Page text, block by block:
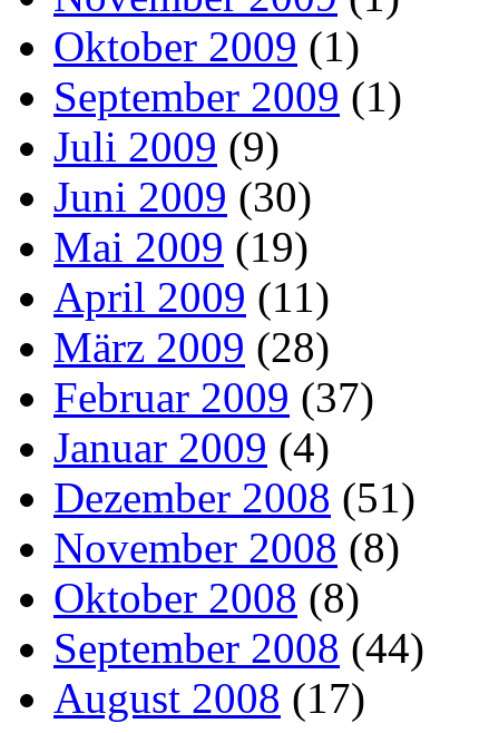
Oktober 2009 (1)
September 2009 (1)
Juli 2009 (9)
Juni 2009 (30)
Mai 2009 (19)
April 2009 (11)
März 2009 (28)
Februar 2009 (37)
Januar 2009 (4)
Dezember 2008 (51)
November 2008 (8)
Oktober 2008 (8)
September 2008 (44)
August 2008 (17)